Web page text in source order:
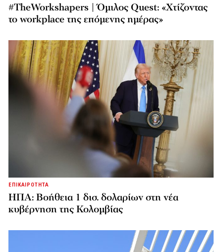
#TheWorkshapers | Όμιλος Quest: «Χτίζοντας
το workplace της επόμενης ημέρας»
ΕΠΙΚΑΙΡΟΤΗΤΑ
ΗΠΑ: Βοήθεια 1 δισ. δολαρίων στη νέα
κυβέρνηση της Κολομβίας